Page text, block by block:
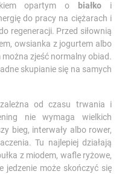
opartym o
białko i
do pracy na ciężarach i
regeneracji. Przed siłownią
owsianka z jogurtem albo
zjeść normalny obiad.
skupianie się na samych
od czasu trwania i
nie wymaga wielkich
bieg, interwały albo rower,
Tu najlepiej działają
z miodem, wafle ryżowe,
jedzenie może skończyć się